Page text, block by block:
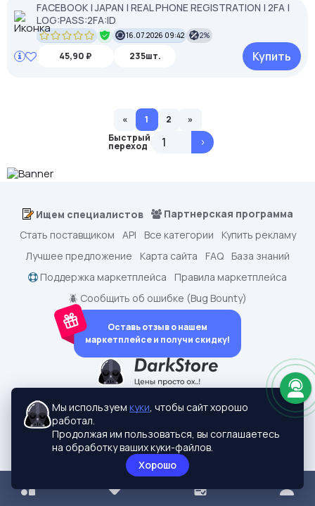
FACEBOOK | JAPAN | REAL PHONE REGISTRATION | 2FA |
LOG:PASS:2FA:ID
16.07.2026 09:42 2%
45,90 ₽ 235шт. Купить
« 1 2
»
Быстрый
переход >
dark.shopping - Маркетплейс аккаунтов
2015-2026 © dark.shopping
Актуальные адреса:
Ищем специалистов
Партнерская программа
Стать поставщиком
API Все категории
Купить рекламу
Лучшее предложение
Карта сайта FAQ
База знаний
Поддержка маркетплейса
Правила маркетплейса
🪲 Сообщить об ошибке (Bug Bounty)
Оставь отзыв о нашем
маркетплейсе и получи скидку!
Мы используем куки, чтобы сайт хорошо
работал.
Продолжая им пользоваться, вы соглашаетесь
на обработку ваших куки-файлов.
Хорошо